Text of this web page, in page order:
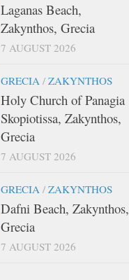
Laganas Beach,
Zakynthos, Grecia
7 AUGUST 2026
GRECIA / ZAKYNTHOS
Holy Church of Panagia
Skopiotissa, Zakynthos,
Grecia
7 AUGUST 2026
GRECIA / ZAKYNTHOS
Dafni Beach, Zakynthos,
Grecia
7 AUGUST 2026